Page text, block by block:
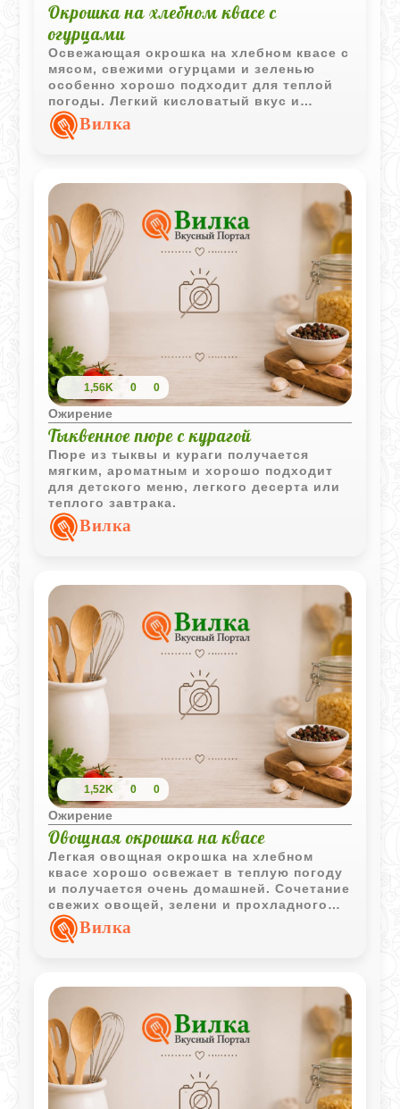
Окрошка на хлебном квасе с
огурцами
Освежающая окрошка на хлебном квасе с
мясом, свежими огурцами и зеленью
особенно хорошо подходит для теплой
погоды. Легкий кисловатый вкус и
прохладная подача делают блюдо очень
домашним и сытным одновременно.
Вилка
1,56K 0 0
Ожирение
Тыквенное пюре с курагой
Пюре из тыквы и кураги получается
мягким, ароматным и хорошо подходит
для детского меню, легкого десерта или
теплого завтрака.
Вилка
1,52K 0 0
Ожирение
Овощная окрошка на квасе
Легкая овощная окрошка на хлебном
квасе хорошо освежает в теплую погоду
и получается очень домашней. Сочетание
свежих овощей, зелени и прохладного
кваса делает блюдо насыщенным и
одновременно легким.
Вилка